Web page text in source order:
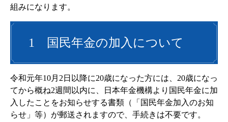
組みになります。
1 国民年金の加入について
令和元年10月2日以降に20歳になった方には、20歳になっ
てから概ね2週間以内に、日本年金機構より国民年金に加
入したことをお知らせする書類（「国民年金加入のお知
らせ」等）が郵送されますので、手続きは不要です。